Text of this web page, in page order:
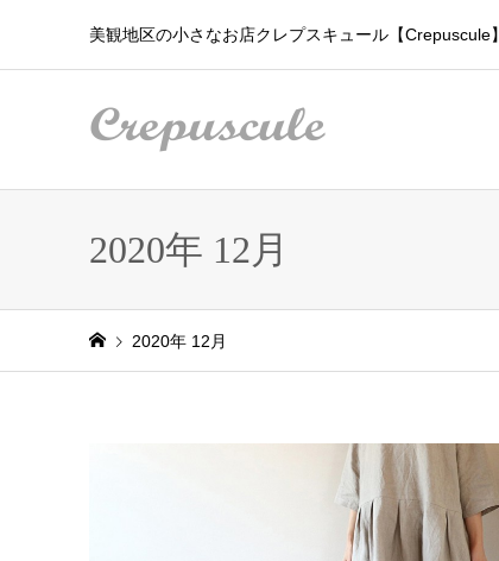
美観地区の小さなお店クレプスキュール【Crepuscule】
2020年 12月
2020年 12月